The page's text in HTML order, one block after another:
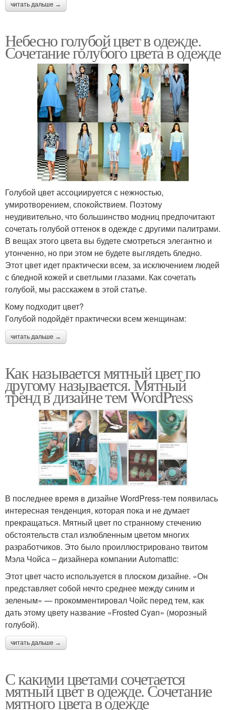
читать дальше →
Небесно голубой цвет в одежде.
Сочетание голубого цвета в одежде
Голубой цвет ассоциируется с нежностью,
умиротворением, спокойствием. Поэтому
неудивительно, что большинство модниц предпочитают
сочетать голубой оттенок в одежде с другими палитрами.
В вещах этого цвета вы будете смотреться элегантно и
утонченно, но при этом не будете выглядеть бледно.
Этот цвет идет практически всем, за исключением людей
с бледной кожей и светлыми глазами. Как сочетать
голубой, мы расскажем в этой статье.
Кому подходит цвет?
Голубой подойдёт практически всем женщинам:
читать дальше →
Как называется мятный цвет по
другому называется. Мятный
тренд в дизайне тем WordPress
В последнее время в дизайне WordPress-тем появилась
интересная тенденция, которая пока и не думает
прекращаться. Мятный цвет по странному стечению
обстоятельств стал излюбленным цветом многих
разработчиков. Это было проиллюстрировано твитом
Мэла Чойса – дизайнера компании Automattic:
Этот цвет часто используется в плоском дизайне. «Он
представляет собой нечто среднее между синим и
зеленым» — прокомментировал Чойс перед тем, как
дать этому цвету название «Frosted Cyan» (морозный
голубой).
читать дальше →
С какими цветами сочетается
мятный цвет в одежде. Сочетание
мятного цвета в одежде